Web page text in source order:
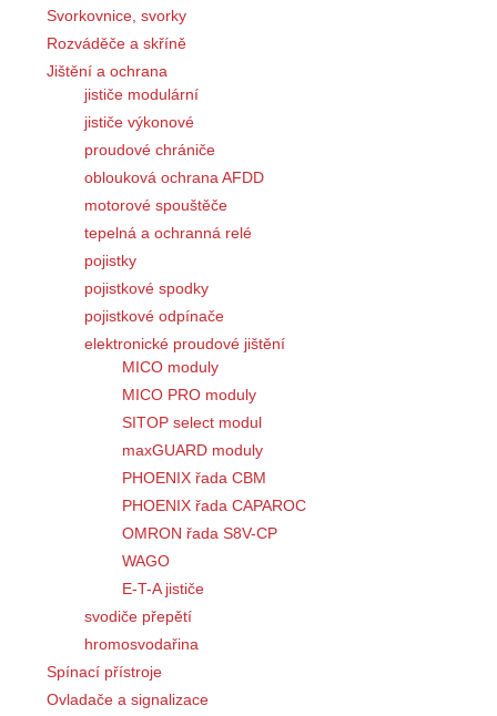
Svorkovnice, svorky
Rozváděče a skříně
Jištění a ochrana
jističe modulární
jističe výkonové
proudové chrániče
oblouková ochrana AFDD
motorové spouštěče
tepelná a ochranná relé
pojistky
pojistkové spodky
pojistkové odpínače
elektronické proudové jištění
MICO moduly
MICO PRO moduly
SITOP select modul
maxGUARD moduly
PHOENIX řada CBM
PHOENIX řada CAPAROC
OMRON řada S8V-CP
WAGO
E-T-A jističe
svodiče přepětí
hromosvodařina
Spínací přístroje
Ovladače a signalizace